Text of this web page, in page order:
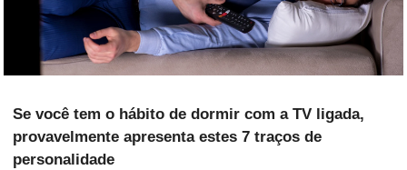
Se você tem o hábito de dormir com a TV ligada,
provavelmente apresenta estes 7 traços de
personalidade